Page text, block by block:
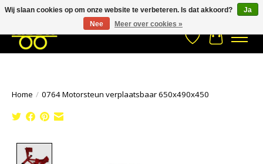
033- 2470 538 info@kraaybv.com Stuur een Whatsapp bericht
Verlanglijst
Home / 0764 Motorsteun verplaatsbaar 650x490x450
Wij slaan cookies op om onze website te verbeteren. Is dat akkoord?
Ja
Nee
Meer over cookies »